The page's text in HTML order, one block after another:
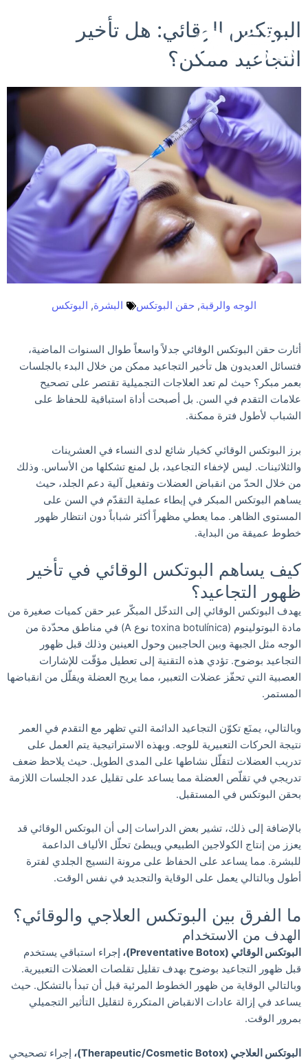
إلى
المحتوى
البوتكس الوقائي: هل تأخير
التجاعيد ممكن؟
الوجه والرقبة, حقن البوتكس البشرة, البوتكس
أثارت حقن البوتكس الوقائي جدلاً واسعاً طوال السنوات الماضية،
فتسائل العديدون هل تأخير التجاعيد ممكن من خلال البدء بالجلسات
بعمر مبكر؟ حيث لم تعد العلاجات التجميلية تقتصر على تصحيح
علامات التقدم في السن. بل أصبحت أداة استباقية للحفاظ على
الشباب لأطول فترة ممكنة.
برز البوتكس الوقائي كخيار شائع لدى النساء في العشرينات
والثلاثينات. ليس لإخفاء التجاعيد، بل لمنع تشكلها من الأساس. وذلك
من خلال الحدّ من انقباض العضلات وتفعيل آلية دعم الجلد، حيث
يساهم البوتكس المبكر في إبطاء عملية التقدّم في السن على
المستوى الظاهر. مما يعطي مظهراً أكثر شباباً دون انتظار ظهور
خطوط عميقة من البداية.
كيف يساهم البوتكس الوقائي في تأخير
ظهور التجاعيد؟
يهدف البوتكس الوقائي إلى التدخّل المبكّر عبر حقن كميات صغيرة من
مادة البوتولينوم (toxina botulínica نوع A) في مناطق محدّدة من
الوجه مثل الجبهة وبين الحاجبين وحول العينين وذلك قبل ظهور
التجاعيد بوضوح. تؤدي هذه التقنية إلى تعطيل مؤقّت للإشارات
العصبية التي تحفّز عضلات التعبير، مما يريح العضلة ويقلّل من انقباضها
المستمر.
وبالتالي، يمنَع تكوّن التجاعيد الدائمة التي تظهر مع التقدم في العمر
نتيجة الحركات التعبيرية للوجه. وبهذه الاستراتيجية يتم العمل على
تدريب العضلات لتقلّل نشاطها على المدى الطويل. حيث يلاحظ ضعف
تدريجي في تقلّص العضلة مما يساعد على تقليل عدد الجلسات اللازمة
بحقن البوتكس في المستقبل.
بالإضافة إلى ذلك، تشير بعض الدراسات إلى أن البوتكس الوقائي قد
يعزز من إنتاج الكولاجين الطبيعي ويبطئ تحلّل الألياف الداعمة
للبشرة. مما يساعد على الحفاظ على مرونة النسيج الجلدي لفترة
أطول وبالتالي يعمل على الوقاية والتجديد في نفس الوقت.
ما الفرق بين البوتكس العلاجي والوقائي؟
الهدف من الاستخدام
البوتكس الوقائي (Preventative Botox)،
إجراء استباقي يستخدم
قبل ظهور التجاعيد بوضوح بهدف تقليل تقلصات العضلات التعبيرية.
وبالتالي الوقاية من ظهور الخطوط المرئية قبل أن تبدأ بالتشكل. حيث
يساعد في إزالة عادات الانقباض المتكررة لتقليل التأثير التجميلي
بمرور الوقت.
البوتكس العلاجي (Therapeutic/Cosmetic Botox)،
إجراء تصحيحي